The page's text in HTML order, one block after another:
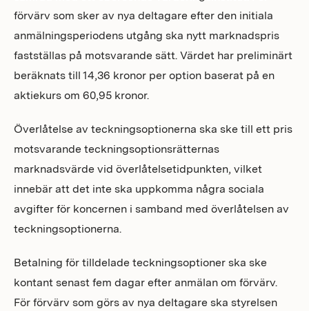
förvärv som sker av nya deltagare efter den initiala
anmälningsperiodens utgång ska nytt marknadspris
fastställas på motsvarande sätt. Värdet har preliminärt
beräknats till 14,36 kronor per option baserat på en
aktiekurs om 60,95 kronor.
Överlåtelse av teckningsoptionerna ska ske till ett pris
motsvarande teckningsoptionsrätternas
marknadsvärde vid överlåtelsetidpunkten, vilket
innebär att det inte ska uppkomma några sociala
avgifter för koncernen i samband med överlåtelsen av
teckningsoptionerna.
Betalning för tilldelade teckningsoptioner ska ske
kontant senast fem dagar efter anmälan om förvärv.
För förvärv som görs av nya deltagare ska styrelsen